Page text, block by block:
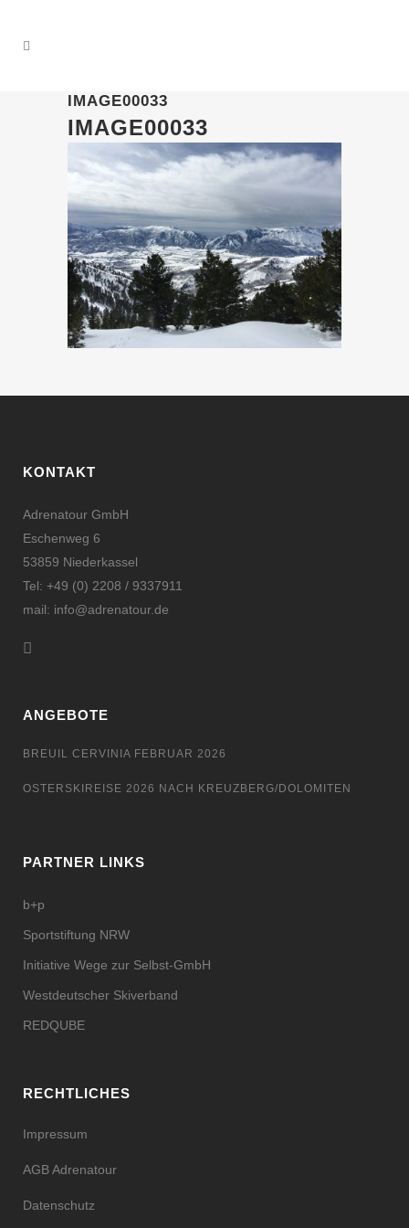
IMAGE00033
IMAGE00033
KONTAKT
Adrenatour GmbH
Eschenweg 6
53859 Niederkassel
Tel: +49 (0) 2208 / 9337911
mail: info@adrenatour.de
ANGEBOTE
BREUIL CERVINIA FEBRUAR 2026
OSTERSKIREISE 2026 NACH KREUZBERG/DOLOMITEN
PARTNER LINKS
b+p
Sportstiftung NRW
Initiative Wege zur Selbst-GmbH
Westdeutscher Skiverband
REDQUBE
RECHTLICHES
Impressum
AGB Adrenatour
Datenschutz